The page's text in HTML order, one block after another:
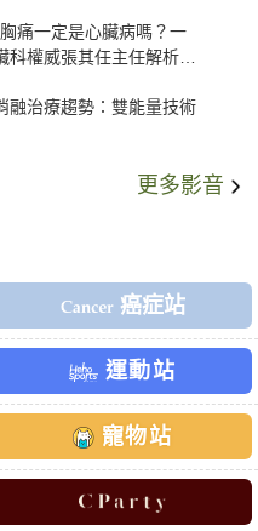
痛一定是心臟病嗎？一
科權威張其任主任解析支
融治療趨勢：雙能量技術
更多影音
癌症站
運動站
寵物站